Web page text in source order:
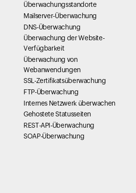
Überwachungsstandorte
Mailserver-Überwachung
DNS-Überwachung
Überwachung der Website-
Verfügbarkeit
Überwachung von
Webanwendungen
SSL-Zertifikatsüberwachung
FTP-Überwachung
Internes Netzwerk überwachen
Gehostete Statusseiten
REST-API-Überwachung
SOAP-Überwachung